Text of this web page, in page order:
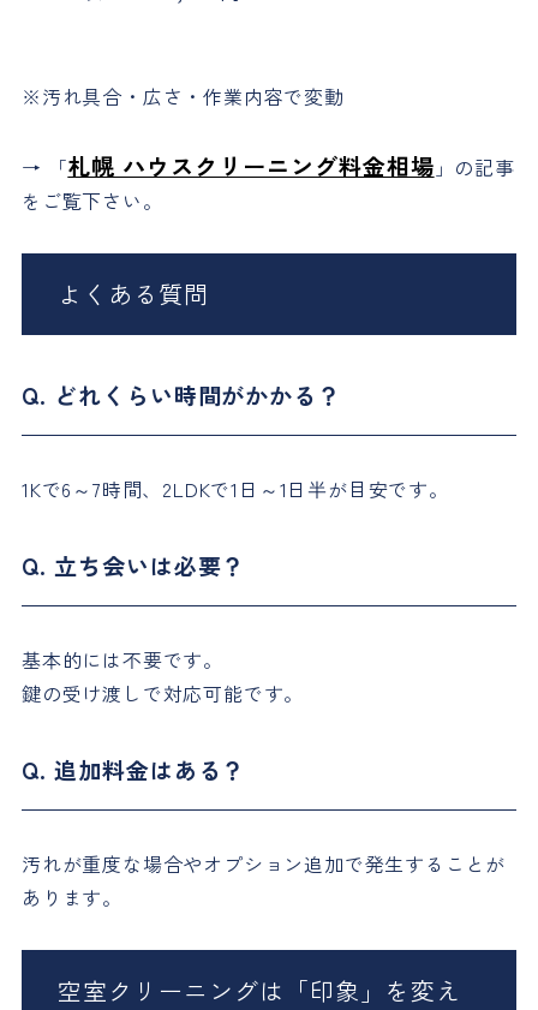
※汚れ具合・広さ・作業内容で変動
→ 「札幌 ハウスクリーニング料金相場 」の記事
をご覧下さい。
よくある質問
Q. どれくらい時間がかかる？
1Kで6～7時間、2LDKで1日～1日半が目安です。
Q. 立ち会いは必要？
基本的には不要です。
鍵の受け渡しで対応可能です。
Q. 追加料金はある？
汚れが重度な場合やオプション追加で発生することが
あります。
空室クリーニングは「印象」を変え